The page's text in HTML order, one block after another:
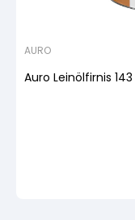
AURO
Auro Leinölfirnis 143